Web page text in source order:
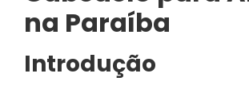
na Paraíba
Introdução